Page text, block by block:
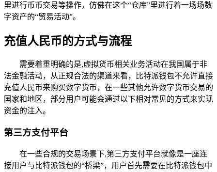
里进行币币交易等操作，仿佛在这个“仓库”里进行着一场场数
字资产的“贸易活动”。
充值人民币的方式与流程
需要着重明确的是,虚拟货币相关业务活动在我国属于非
法金融活动，从正规合法的渠道来看，比特派钱包不允许直接
充值人民币来购买数字货币，在一些其他允许数字货币交易的
国家和地区，部分用户可能会通过以下相对常见的方式来实现
资金的注入。
第三方支付平台
在一些合规的交易场景下,第三方支付平台就像是一座连
接用户与比特派钱包的“桥梁”，用户首先需要在比特派钱包中